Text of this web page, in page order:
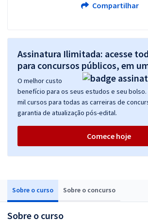
Sobre o curso Sobre o concurso
Sobre o curso
Compartilhar
Assinatura Ilimitada: acesse
para concursos públicos, em
O melhor custo
benefício para os seus estudos e seu bolso.
mil cursos para todas as carreiras de
garantia de atualização pós-edital.
Comece hoje